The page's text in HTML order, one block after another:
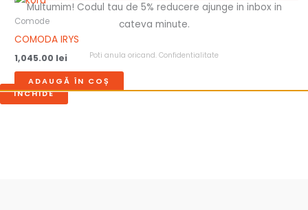
Comode
COMODA IRYS
1,045.00 lei
ADAUGĂ ÎN COȘ
Multumim! Codul tau de 5% reducere ajunge in inbox in
cateva minute.
Poti anula oricand. Confidentialitate
INCHIDE